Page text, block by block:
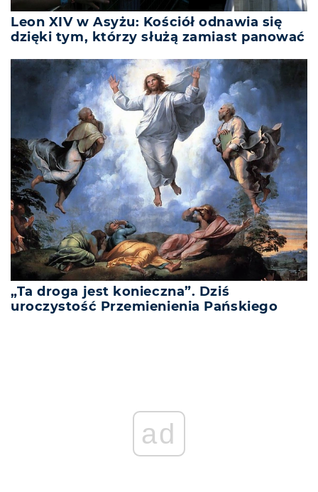
Leon XIV w Asyżu: Kościół odnawia się
dzięki tym, którzy służą zamiast panować
„Ta droga jest konieczna”. Dziś
uroczystość Przemienienia Pańskiego
ad